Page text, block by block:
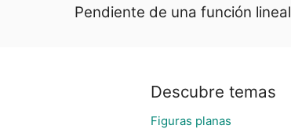
Pendiente de una función lineal
Descubre temas
Figuras planas